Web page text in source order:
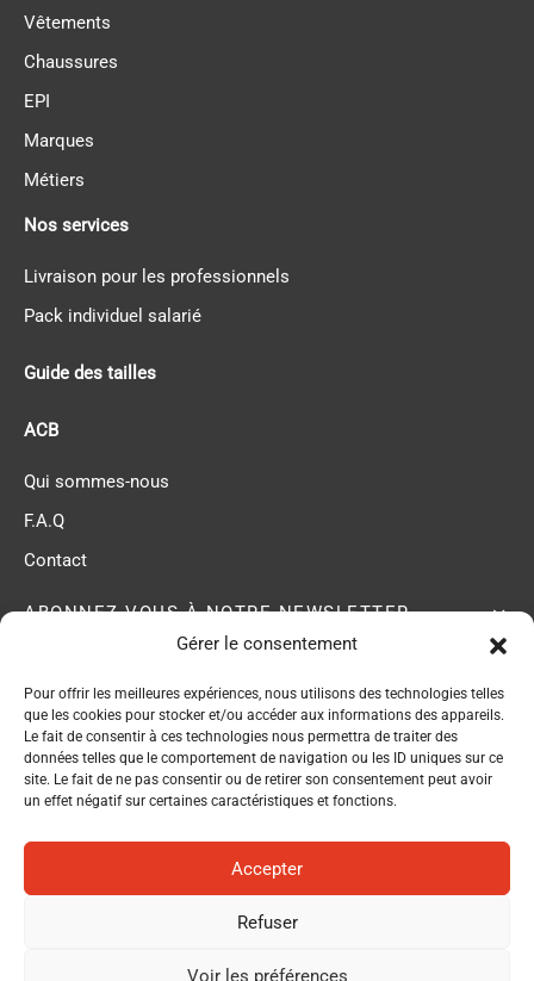
Gérer le consentement
Pour offrir les meilleures expériences, nous utilisons des technologies telles
que les cookies pour stocker et/ou accéder aux informations des appareils.
Le fait de consentir à ces technologies nous permettra de traiter des
données telles que le comportement de navigation ou les ID uniques sur ce
site. Le fait de ne pas consentir ou de retirer son consentement peut avoir
un effet négatif sur certaines caractéristiques et fonctions.
Accepter
Refuser
Voir les préférences
ABONNEZ-VOUS À NOTRE NEWSLETTER
ACB membre du
Réseau EPI Center
Nos services
Livraison pour les professionnels
Pack individuel salarié
Guide des tailles
ACB
Qui sommes-nous
F.A.Q
Contact
Vêtements
Chaussures
EPI
Marques
Métiers